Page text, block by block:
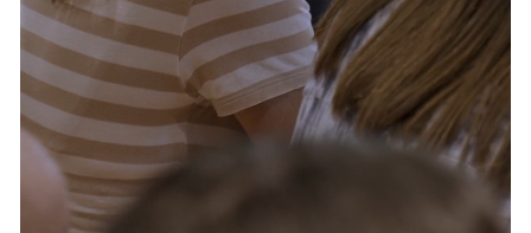
Servizi e accessibilità
Contatti
FAQ
Biglietti